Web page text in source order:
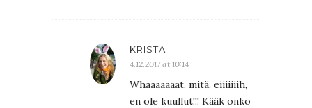
KRISTA
4.12.2017 at 10:14
Whaaaaaaat, mitä, eiiiiiiih,
en ole kuullut!!! Kääk onko